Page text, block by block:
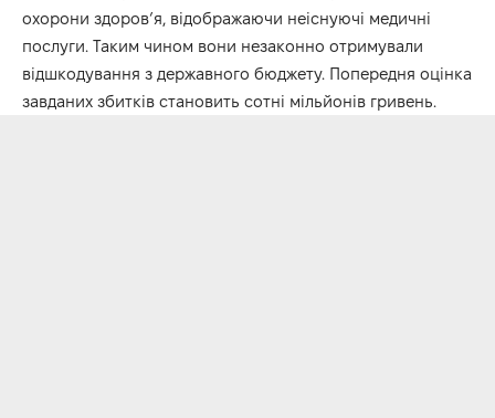
охорони здоров’я, відображаючи неіснуючі медичні
послуги. Таким чином вони незаконно отримували
відшкодування з державного бюджету. Попередня оцінка
завданих збитків становить сотні мільйонів гривень.